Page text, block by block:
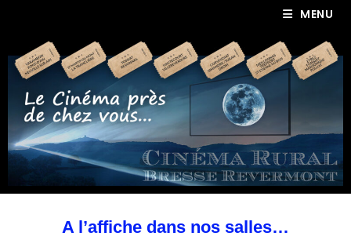
MENU
A l’affiche dans nos salles…